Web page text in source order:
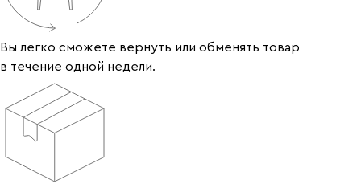
Вы легко сможете вернуть или обменять товар
в течение одной недели.